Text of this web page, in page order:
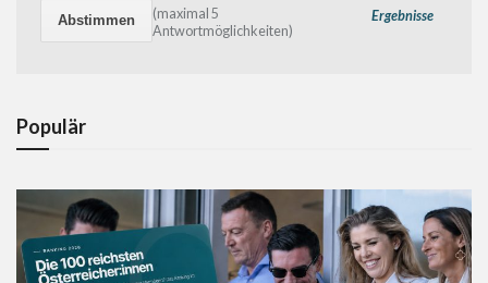
Ergebnisse
(maximal 5
Antwortmöglichkeiten)
Populär